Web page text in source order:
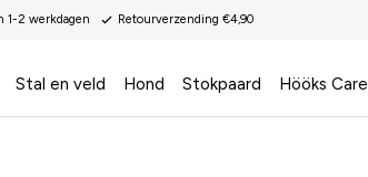
1-2 werkdagen Retourverzending €4,90
Stal en veld Hond Stokpaard Hööks Care